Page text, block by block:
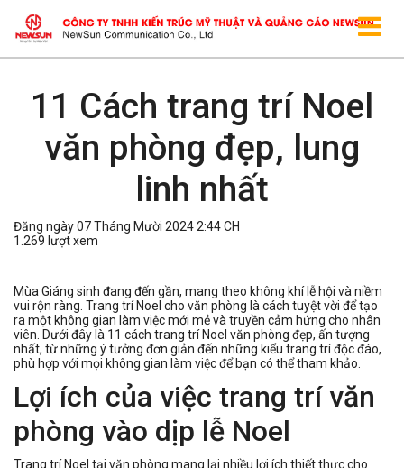
11 Cách trang trí Noel
văn phòng đẹp, lung
linh nhất
Đăng ngày 07 Tháng Mười 2024 2:44 CH
1.269 lượt xem
Mùa Giáng sinh đang đến gần, mang theo không khí lễ hội và niềm
vui rộn ràng. Trang trí Noel cho văn phòng là cách tuyệt vời để tạo
ra một không gian làm việc mới mẻ và truyền cảm hứng cho nhân
viên. Dưới đây là 11 cách trang trí Noel văn phòng đẹp, ấn tượng
nhất, từ những ý tưởng đơn giản đến những kiểu trang trí độc đáo,
phù hợp với mọi không gian làm việc để bạn có thể tham khảo.
Lợi ích của việc trang trí văn
phòng vào dịp lễ Noel
Trang trí Noel tại văn phòng mang lại nhiều lợi ích thiết thực cho